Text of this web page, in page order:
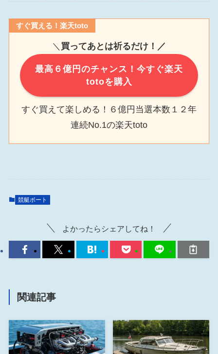
すぐ買える！楽天toto
＼ 買ってあとは祈るだけ！／
最高６億円のチャンス！今すぐ楽天
totoを購入
すぐ買えて楽しめる！６億円当選本数１２年
連続No.1の楽天toto
競艇ボート
よかったらシェアしてね！
関連記事